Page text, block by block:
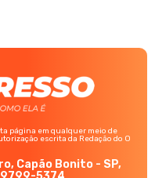
página em qualquer meio de
escrita da Redação do O
Capão Bonito - SP,